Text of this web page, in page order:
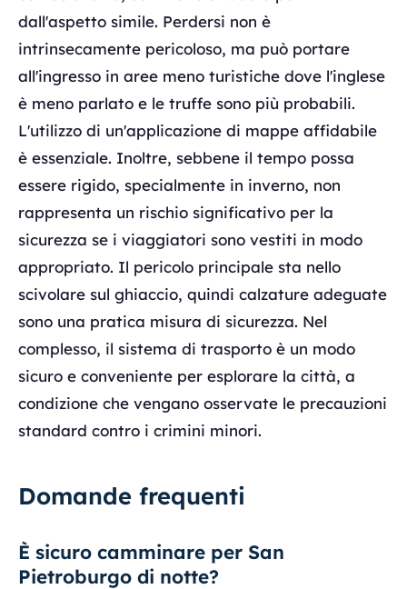
dall'aspetto simile. Perdersi non è
intrinsecamente pericoloso, ma può portare
all'ingresso in aree meno turistiche dove l'inglese
è meno parlato e le truffe sono più probabili.
L'utilizzo di un'applicazione di mappe affidabile
è essenziale. Inoltre, sebbene il tempo possa
essere rigido, specialmente in inverno, non
rappresenta un rischio significativo per la
sicurezza se i viaggiatori sono vestiti in modo
appropriato. Il pericolo principale sta nello
scivolare sul ghiaccio, quindi calzature adeguate
sono una pratica misura di sicurezza. Nel
complesso, il sistema di trasporto è un modo
sicuro e conveniente per esplorare la città, a
condizione che vengano osservate le precauzioni
standard contro i crimini minori.
Domande frequenti
È sicuro camminare per San
Pietroburgo di notte?